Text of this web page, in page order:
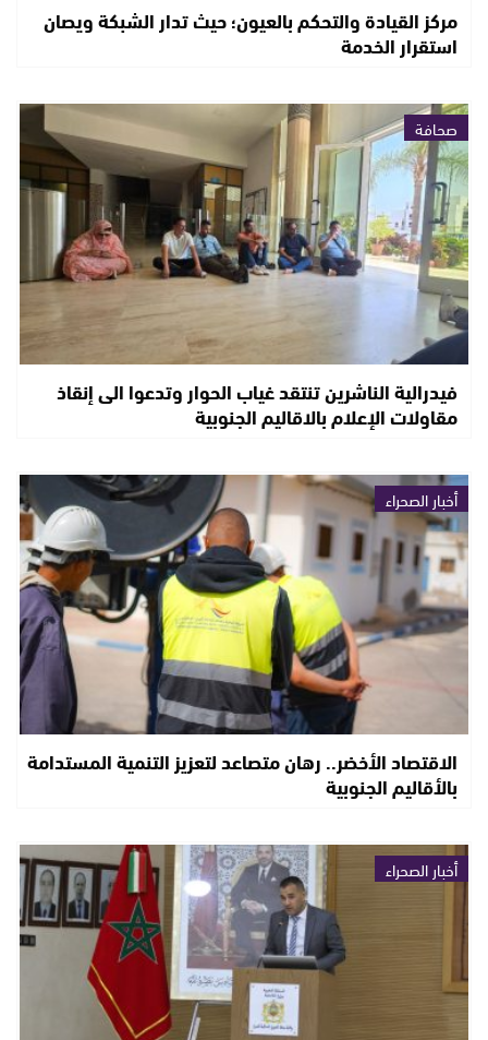
مركز القيادة والتحكم بالعيون؛ حيث تدار الشبكة ويصان
استقرار الخدمة
صحافة
فيدرالية الناشرين تنتقد غياب الحوار وتدعوا الى إنقاذ
مقاولات الإعلام بالاقاليم الجنوبية
أخبار الصحراء
الاقتصاد الأخضر.. رهان متصاعد لتعزيز التنمية المستدامة
بالأقاليم الجنوبية
أخبار الصحراء